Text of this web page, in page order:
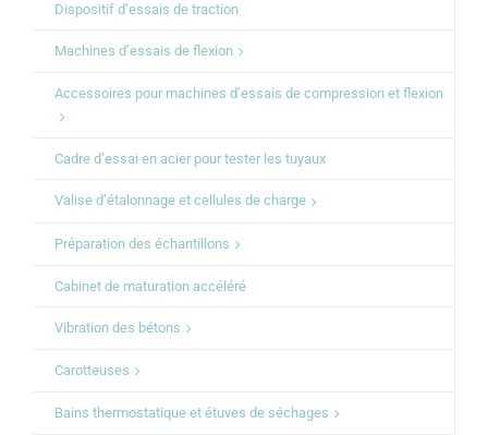
Dispositif d’essais de traction
Machines d’essais de flexion
Accessoires pour machines d’essais de compression et flexion
Cadre d’essai en acier pour tester les tuyaux
Valise d’étalonnage et cellules de charge
Préparation des échantillons
Cabinet de maturation accéléré
Vibration des bétons
Carotteuses
Bains thermostatique et étuves de séchages